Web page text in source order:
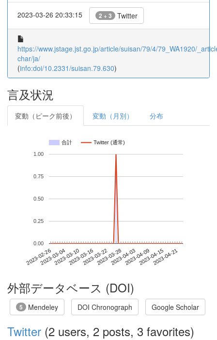
2023-03-26 20:33:15 2 + 3 Twitter
https://www.jstage.jst.go.jp/article/suisan/79/4/79_WA1920/
char/ja/
(info:doi/10.2331/suisan.79.630)
言及状況
変動（ピーク前後） 変動（月別） 分布
合計 Twitter (通常)
2023-02-262023-03-042023-03-102023-03-162023-03-222023-03-282023-04-032023-04-092023-04-152023-04-21
0.00
0.25
0.50
0.75
1.00
外部データベース (DOI)
5 Mendeley DOI Chronograph Google Scholar
Twitter (2 users, 2 posts, 3 favorites)